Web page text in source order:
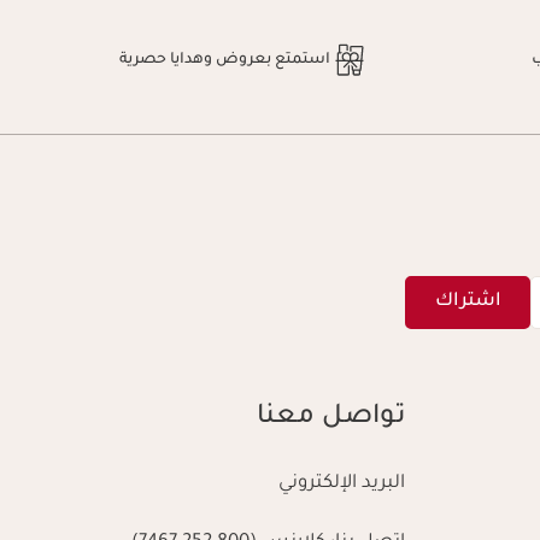
استمتع بعروض وهدايا حصرية
اشتراك
تواصل معنا
البريد الإلكتروني